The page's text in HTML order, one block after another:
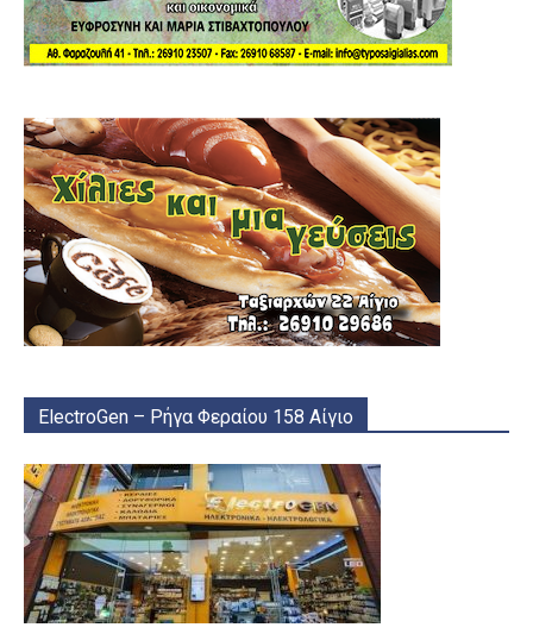
ElectroGen – Ρήγα Φεραίου 158 Αίγιο